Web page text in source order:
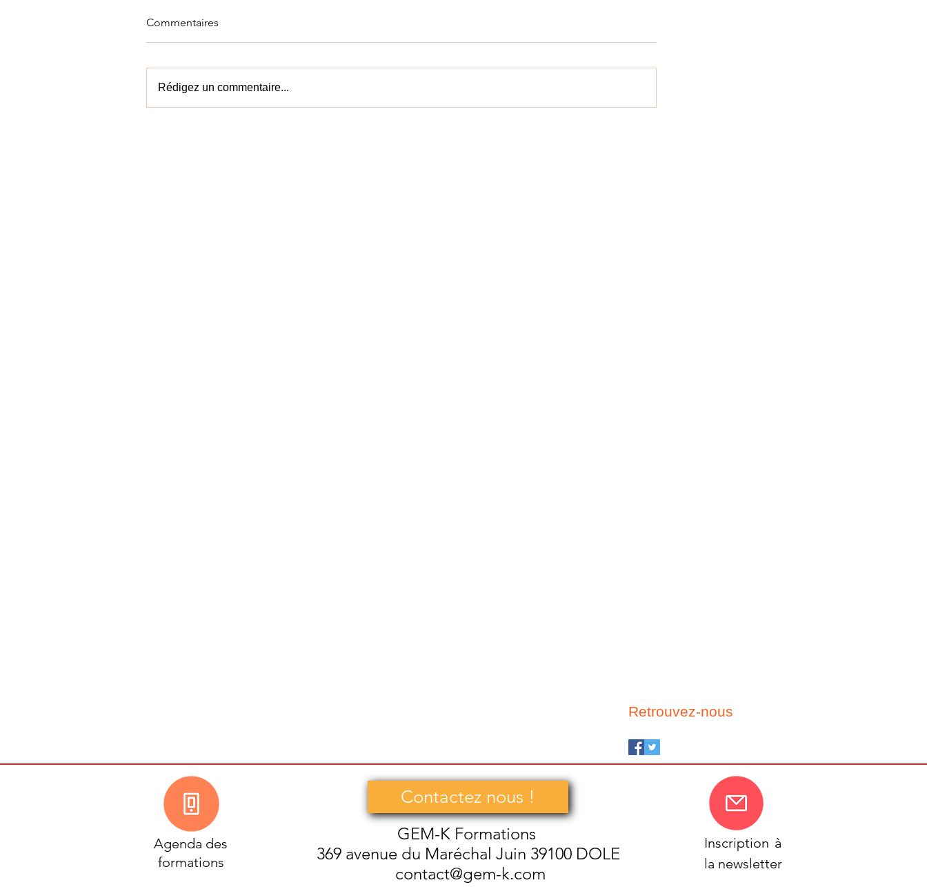
Commentaires
Rédigez un commentaire...
Retrouvez-nous
Agenda des
formations
Contactez nous !
GEM-K Formations
369 avenue du Maréchal Juin 39100 DOLE
contact@gem-k.com
Inscription à
la newsletter